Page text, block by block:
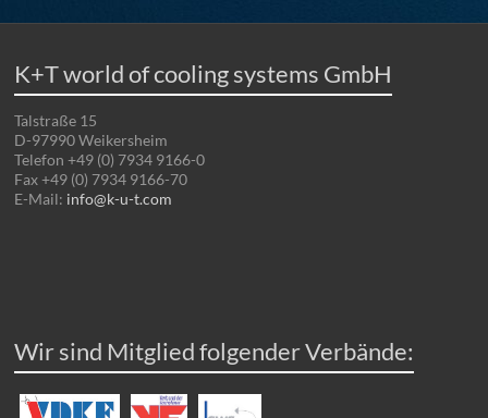
K+T world of cooling systems GmbH
Talstraße 15
D-97990 Weikersheim
Telefon +49 (0) 7934 9166-0
Fax +49 (0) 7934 9166-70
E-Mail: info@k-u-t.com
Wir sind Mitglied folgender Verbände: